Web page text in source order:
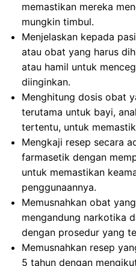
memastikan mereka
mungkin timbul.
Menjelaskan kepada
atau obat yang harus
atau hamil untuk
diinginkan.
Menghitung dosis obat
terutama untuk bayi,
tertentu, untuk
Mengkaji resep secara
farmasetik dengan
untuk memastikan
penggunaannya.
Memusnahkan obat
mengandung narkotika
dengan prosedur yang
Memusnahkan resep
5 tahun dengan